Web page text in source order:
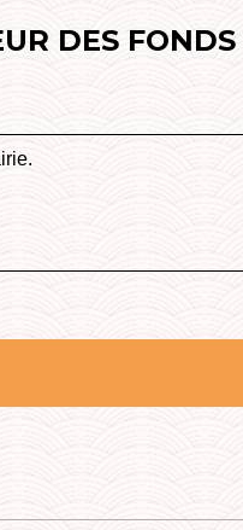
DES FONDS